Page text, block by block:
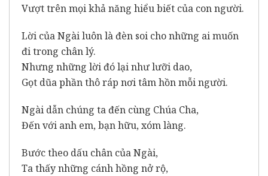
Vượt trên mọi khả năng hiểu biết của con người.
Lời của Ngài luôn là đèn soi cho những ai muốn
đi trong chân lý.
Nhưng những lời đó lại như lưỡi dao,
Gọt dũa phần thô ráp nơi tâm hồn mỗi người.
Ngài dẫn chúng ta đến cùng Chúa Cha,
Đến với anh em, bạn hữu, xóm làng.
Bước theo dấu chân của Ngài,
Ta thấy những cánh hồng nở rộ,